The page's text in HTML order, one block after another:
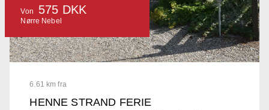
6.61 km fra
HENNE STRAND FERIE
Von 575 DKK
Nørre Nebel